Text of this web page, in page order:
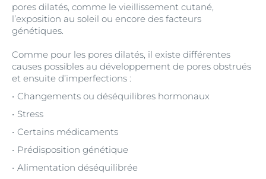
pores dilatés, comme le vieillissement cutané,
l’exposition au soleil ou encore des facteurs
génétiques.
Comme pour les pores dilatés, il existe différentes
causes possibles au développement de pores obstrués
et ensuite d’imperfections :
Changements ou déséquilibres hormonaux
Stress
Certains médicaments
Prédisposition génétique
Alimentation déséquilibrée